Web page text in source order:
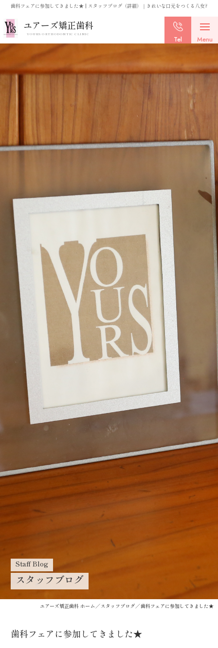
歯科フェアに参加してきました★ | スタッフブログ（詳細）｜きれいな口元をつくる八女市・
ユアーズ矯正歯科
YOURS ORTHODONTIC CLINIC
Tel Menu
Staff Blog
スタッフブログ
ユアーズ矯正歯科 ホーム スタッフブログ 歯科フェアに参加してきました★
歯科フェアに参加してきました★